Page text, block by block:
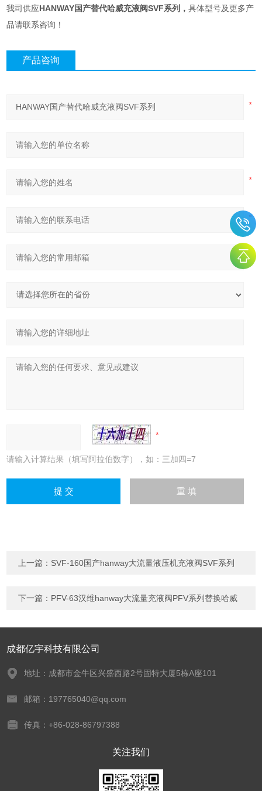
我司供应HANWAY国产替代哈威充液阀SVF系列 ，具体型号及更多产
品请联系咨询！
产品咨询
请输入计算结果（填写阿拉伯数字），如：三加四=7
上一篇： SVF-160国产hanway大流量液压机充液阀SVF系列
下一篇： PFV-63汉维hanway大流量充液阀PFV系列替换哈威
成都亿宇科技有限公司
地址：成都市金牛区兴盛西路2号固特大厦5栋A座101
邮箱：197765040@qq.com
传真：+86-028-86797388
关注我们